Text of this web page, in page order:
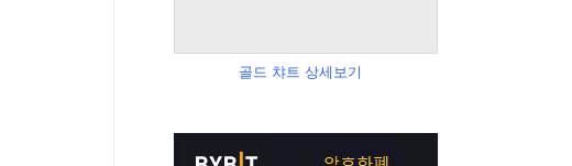
골드 챠트 상세보기